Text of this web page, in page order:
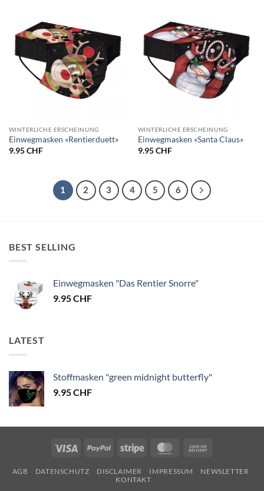
WINTERLICHE ERSCHEINUNG
Einwegmasken «Rentierduett»
9.95CHF
WINTERLICHE ERSCHEINUNG
Einwegmasken «Santa Claus»
9.95CHF
1 2 3 4 5 6
BEST SELLING
Einwegmasken "Das Rentier Snorre"
9.95CHF
LATEST
Stoffmasken "green midnight butterfly"
9.95CHF
Visa PayPal Stripe MasterCard
Delivery
AGB DATENSCHUTZ DISCLAIMER IMPRESSUM
NEWSLETTER
KONTAKT